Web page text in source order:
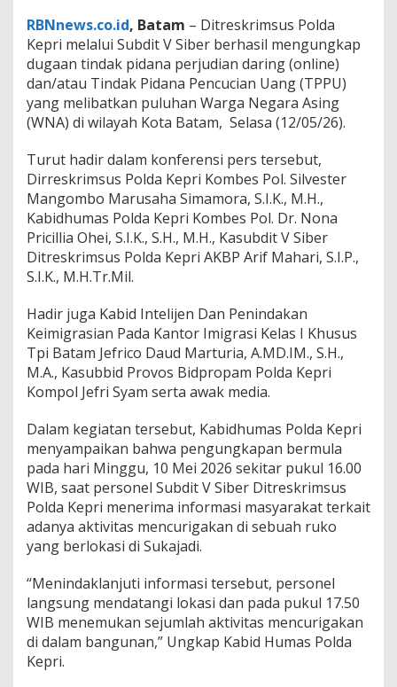
u
k
u
m
a
n
9
5
T
a
h
u
n
P
a
r
a
.
I
i
N
e
g
a
r
a
A
s
l
n
y
a
.
RBNnews.co.id, Batam – Ditreskrimsus Polda
Kepri melalui Subdit V Siber berhasil mengungkap
dugaan tindak pidana perjudian daring (online)
dan/atau Tindak Pidana Pencucian Uang (TPPU)
yang melibatkan puluhan Warga Negara Asing
(WNA) di wilayah Kota Batam, Selasa (12/05/26).
Turut hadir dalam konferensi pers tersebut,
Dirreskrimsus Polda Kepri Kombes Pol. Silvester
Mangombo Marusaha Simamora, S.I.K., M.H.,
Kabidhumas Polda Kepri Kombes Pol. Dr. Nona
Pricillia Ohei, S.I.K., S.H., M.H., Kasubdit V Siber
Ditreskrimsus Polda Kepri AKBP Arif Mahari, S.I.P.,
S.I.K., M.H.Tr.Mil.
Hadir juga Kabid Intelijen Dan Penindakan
Keimigrasian Pada Kantor Imigrasi Kelas I Khusus
Tpi Batam Jefrico Daud Marturia, A.MD.IM., S.H.,
M.A., Kasubbid Provos Bidpropam Polda Kepri
Kompol Jefri Syam serta awak media.
Dalam kegiatan tersebut, Kabidhumas Polda Kepri
menyampaikan bahwa pengungkapan bermula
pada hari Minggu, 10 Mei 2026 sekitar pukul 16.00
WIB, saat personel Subdit V Siber Ditreskrimsus
Polda Kepri menerima informasi masyarakat terkait
adanya aktivitas mencurigakan di sebuah ruko
yang berlokasi di Sukajadi.
“Menindaklanjuti informasi tersebut, personel
langsung mendatangi lokasi dan pada pukul 17.50
WIB menemukan sejumlah aktivitas mencurigakan
di dalam bangunan,” Ungkap Kabid Humas Polda
Kepri.